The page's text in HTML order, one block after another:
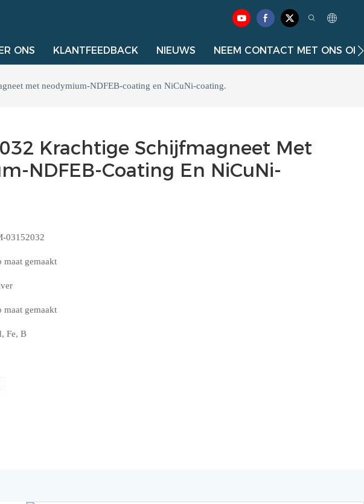
ONS KLANTFEEDBACK NIEUWS NEEM CONTACT MET ONS OP
met neodymium-NDFEB-coating en NiCuNi-coating.
Krachtige Schijfmagneet Met
NDFEB-Coating En NiCuNi-
03152032
maat gemaakt
maat gemaakt
Fe, B